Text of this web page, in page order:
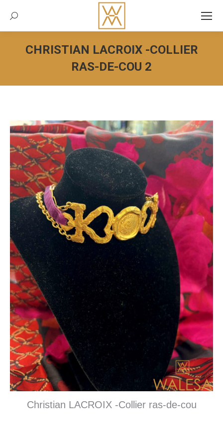
Recherche:
CHRISTIAN LACROIX -COLLIER
RAS-DE-COU 2
Vous êtes ici :
Christian LACROIX -Collier ras-de-cou